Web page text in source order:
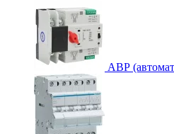
АВР